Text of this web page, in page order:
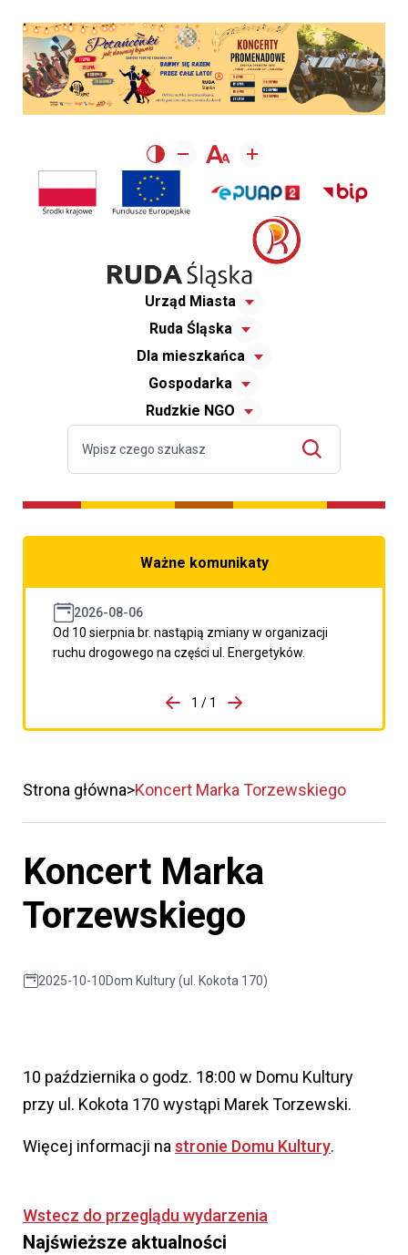
Urząd Miasta
Ruda Śląska
Dla mieszkańca
Gospodarka
Rudzkie NGO
Ważne komunikaty
2026-08-06
Od 10 sierpnia br. nastąpią zmiany w organizacji
ruchu drogowego na części ul. Energetyków.
porzpedniego komunikatu
1 / 1
Przejdź do następnego
Strona główna Koncert Marka Torzewskiego
Koncert Marka
Torzewskiego
2025-10-10Dom Kultury (ul. Kokota 170)
10 października o godz. 18:00 w Domu Kultury
przy ul. Kokota 170 wystąpi Marek Torzewski.
Więcej informacji na stronie Domu Kultury.
Wstecz do przeglądu wydarzenia
Najświeższe aktualności